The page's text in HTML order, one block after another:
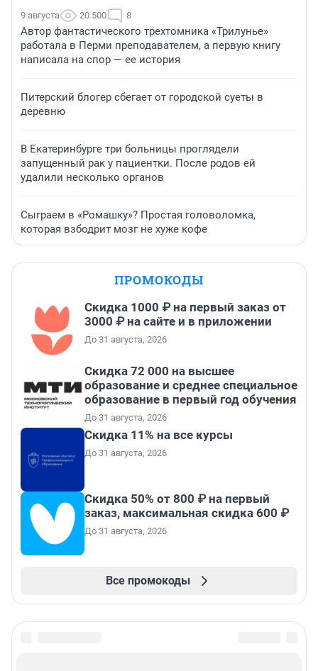
9 августа 20 500 8
Автор фантастического трехтомника «Трилунье»
работала в Перми преподавателем, а первую книгу
написала на спор — ее история
Питерский блогер сбегает от городской суеты в
деревню
В Екатеринбурге три больницы проглядели
запущенный рак у пациентки. После родов ей
удалили несколько органов
Сыграем в «Ромашку»? Простая головоломка,
которая взбодрит мозг не хуже кофе
ПРОМОКОДЫ
Скидка 1000 ₽ на первый заказ от
3000 ₽ на сайте и в приложении
До 31 августа, 2026
Скидка 72 000 на высшее
образование и среднее специальное
образование в первый год обучения
До 31 августа, 2026
Скидка 11% на все курсы
До 31 августа, 2026
Скидка 50% от 800 ₽ на первый
заказ, максимальная скидка 600 ₽
До 31 августа, 2026
Все промокоды